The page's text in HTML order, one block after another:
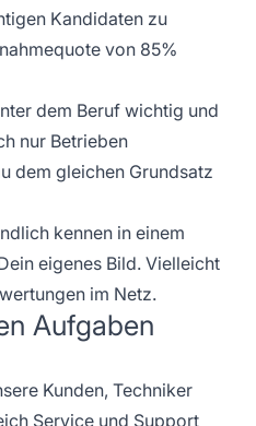
Kandidaten zu
von 85%
dem Beruf wichtig und
nur Betrieben
dem gleichen Grundsatz
kennen in einem
eigenes Bild. Vielleicht
im Netz.
Aufgaben
Kunden, Techniker
Service und Support